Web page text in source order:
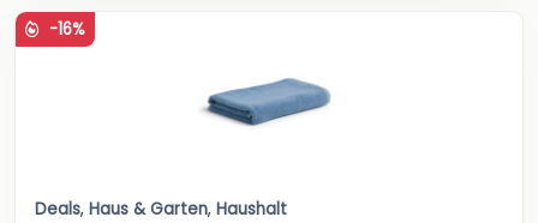
-16%
Deals, Haus & Garten, Haushalt